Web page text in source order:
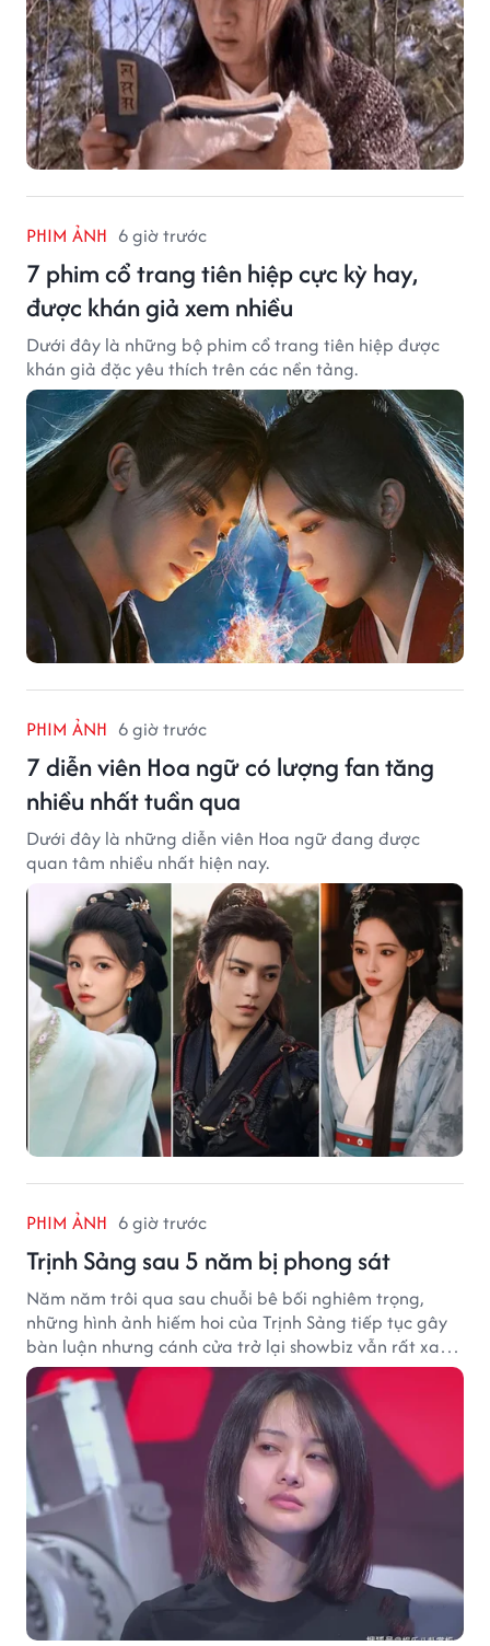
PHIM ẢNH 6 giờ trước
7 phim cổ trang tiên hiệp cực kỳ hay,
được khán giả xem nhiều
Dưới đây là những bộ phim cổ trang tiên hiệp được
khán giả đặc yêu thích trên các nền tảng.
PHIM ẢNH 6 giờ trước
7 diễn viên Hoa ngữ có lượng fan tăng
nhiều nhất tuần qua
Dưới đây là những diễn viên Hoa ngữ đang được
quan tâm nhiều nhất hiện nay.
PHIM ẢNH 6 giờ trước
Trịnh Sảng sau 5 năm bị phong sát
Năm năm trôi qua sau chuỗi bê bối nghiêm trọng,
những hình ảnh hiếm hoi của Trịnh Sảng tiếp tục gây
bàn luận nhưng cánh cửa trở lại showbiz vẫn rất xa
vời.